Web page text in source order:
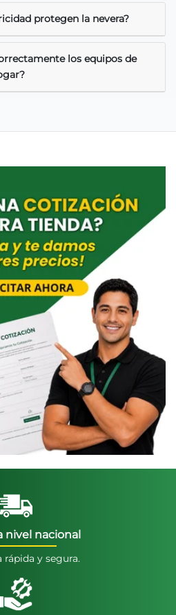
protegen la nevera?
los equipos de
nivel nacional
rápida y segura.